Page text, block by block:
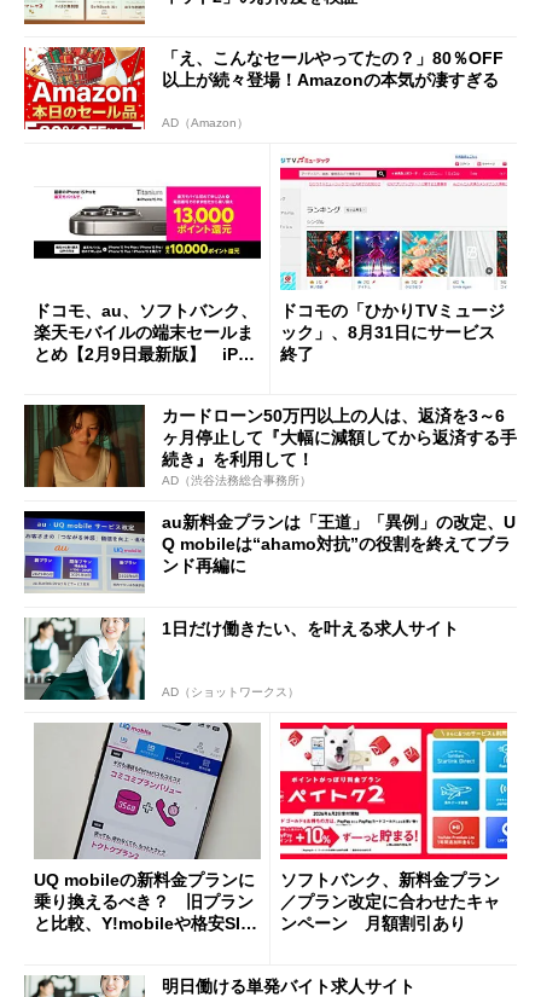
「え、こんなセールやってたの？」80％OFF
以上が続々登場！Amazonの本気が凄すぎる
AD（Amazon）
ドコモ、au、ソフトバンク、
楽天モバイルの端末セールま
とめ【2月9日最新版】 iPho
ドコモの「ひかりTVミュージ
ック」、8月31日にサービス
終了
カードローン50万円以上の人は、返済を3～6
ヶ月停止して『大幅に減額してから返済する手
続き』を利用して！
AD（渋谷法務総合事務所）
au新料金プランは「王道」「異例」の改定、U
Q mobileは“ahamo対抗”の役割を終えてブラ
ンド再編に
1日だけ働きたい、を叶える求人サイト
AD（ショットワークス）
UQ mobileの新料金プランに
乗り換えるべき？ 旧プラン
と比較、Y!mobileや格安SIM
ソフトバンク、新料金プラン
／プラン改定に合わせたキャ
ンペーン 月額割引あり
明日働ける単発バイト求人サイト